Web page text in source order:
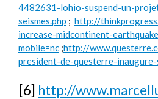
4482631-lohio-suspend-un-
seismes.php ; http://
increase-midcontinent-
mobile=nc ;http://
president-de-questerre-
[6] http://